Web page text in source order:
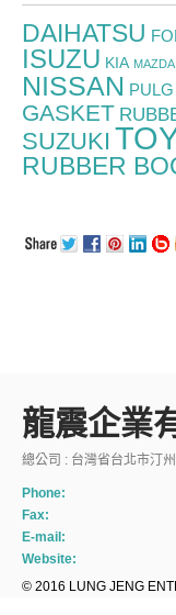
DAIHATSU
ISUZU KIA MAZDA
NISSAN PULG
GASKET
SUZUKI
RUBBER
龍震企業
總公司 : 台灣省台北市汀
Phone:
Fax:
E-mail:
Website:
© 2016 LUNG JENG